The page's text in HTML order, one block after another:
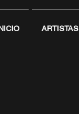
ARTISTAS